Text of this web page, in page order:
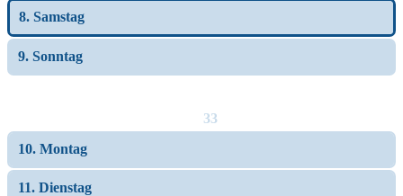
8. Samstag
9. Sonntag
33
10. Montag
11. Dienstag